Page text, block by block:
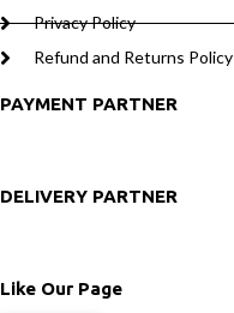
Privacy Policy
Refund and Returns Policy
PAYMENT PARTNER
DELIVERY PARTNER
Like Our Page